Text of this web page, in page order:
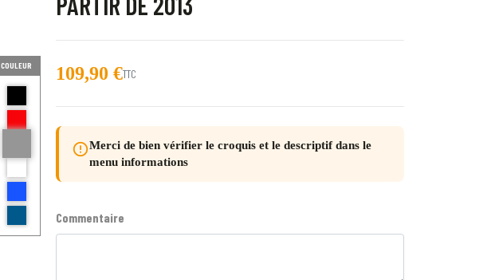
109,90 €TTC
error_outlineMerci de bien vérifier le croquis et le descriptif dans le
menu informations
COULEUR
noir
Rouge
gris Hotel
blanc
BLEU AZZURO
BLEU
Commentaire